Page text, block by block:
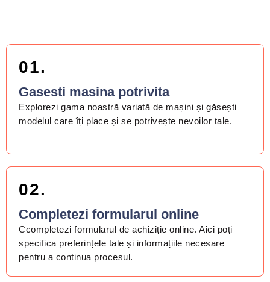
01.
Gasesti masina potrivita
Explorezi gama noastră variată de mașini și găsești
modelul care îți place și se potrivește nevoilor tale.
02.
Completezi formularul online​
Ccompletezi formularul de achiziție online. Aici poți
specifica preferințele tale și informațiile necesare
pentru a continua procesul.